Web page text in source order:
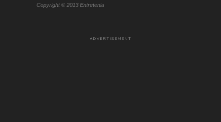
Copyright © 2013 Entretenia
ADVERTISEMENT